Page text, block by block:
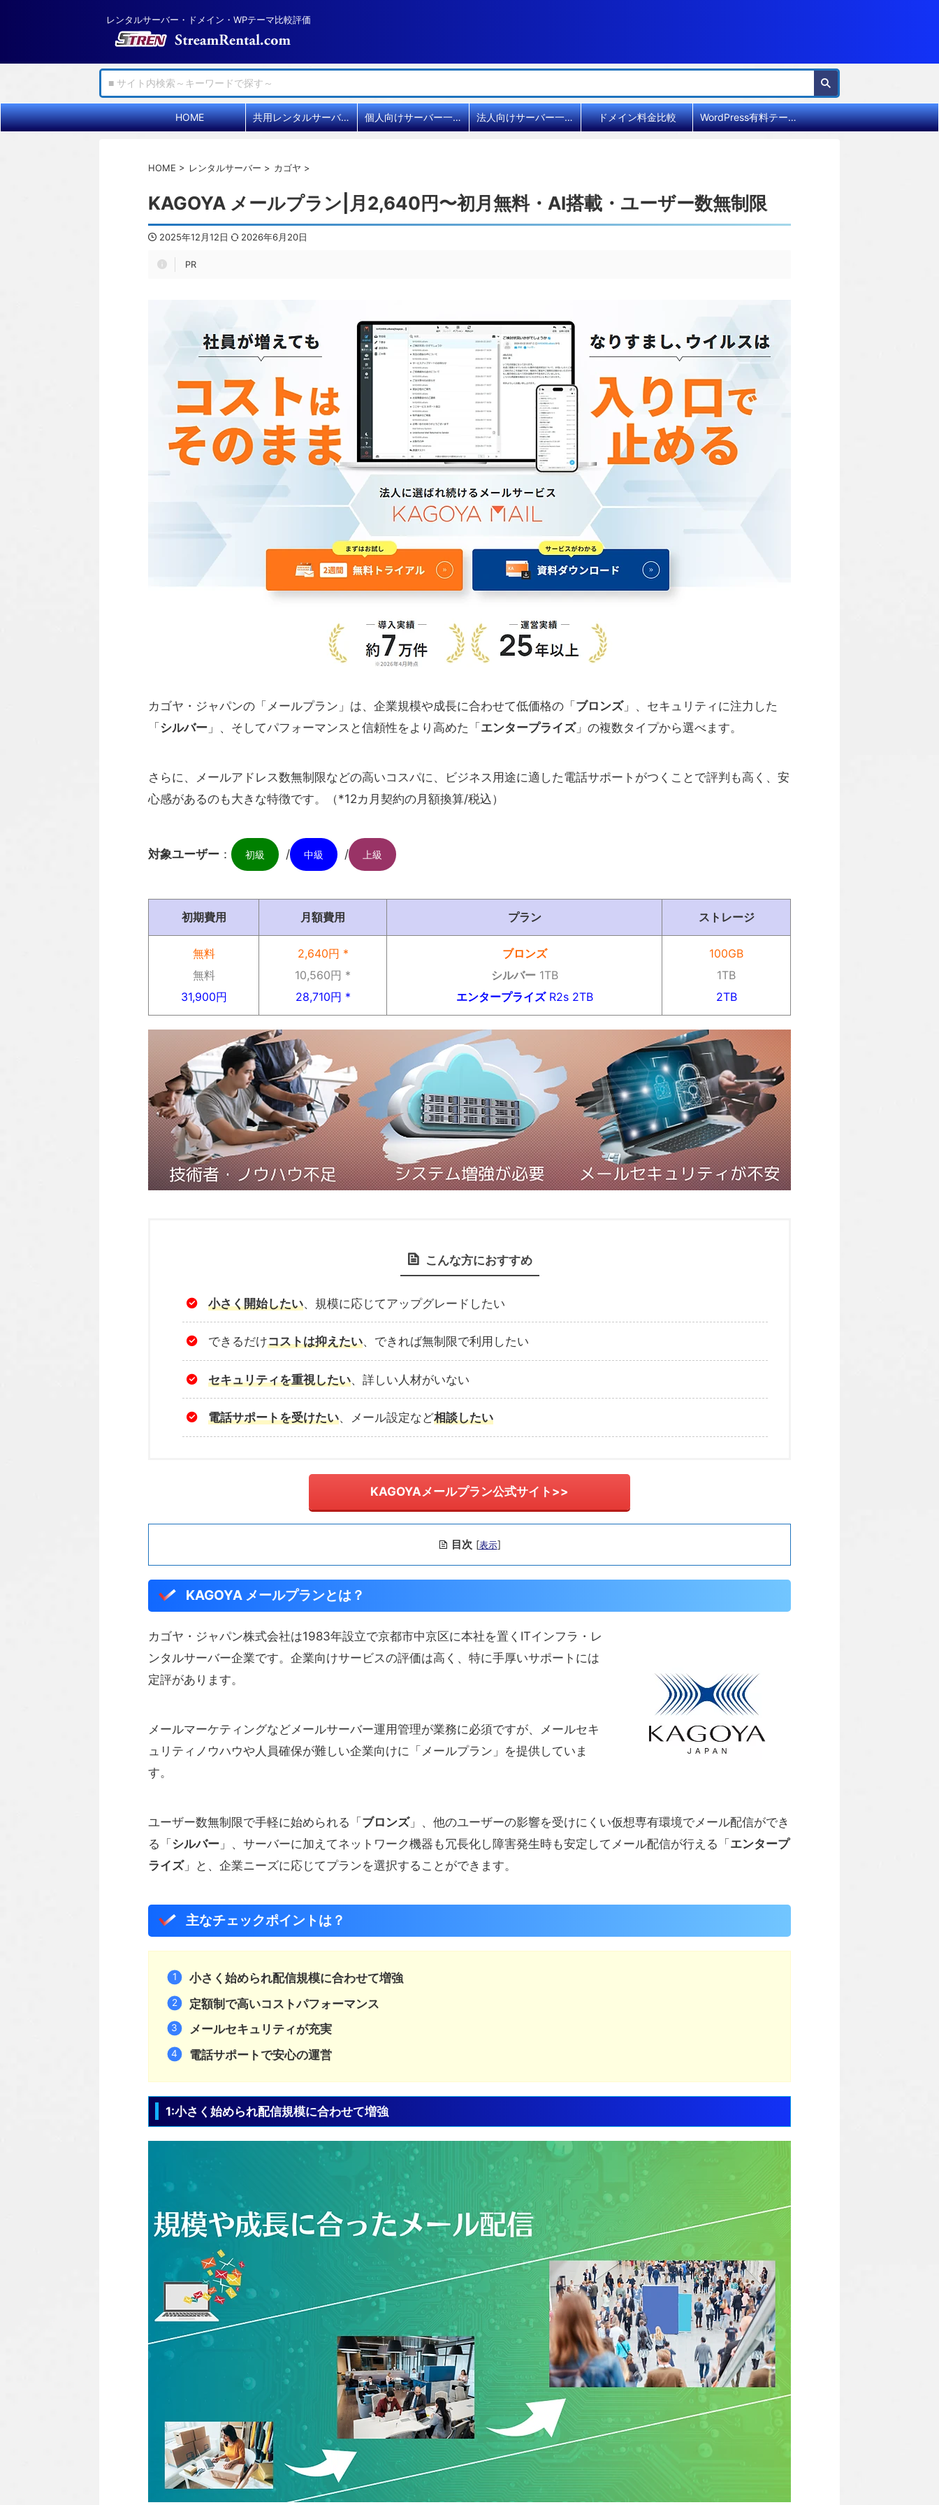
レンタルサーバー・ドメイン・WPテーマ比較評価
HOME 共用レンタルサーバー比較 個人向けサーバー一覧 法人向けサーバー一覧 ドメイン料金比較 WordPress有料テーマ比較
HOME > レンタルサーバー > カゴヤ >
KAGOYA メールプラン|月2,640円〜初月無料・AI搭載・ユーザー数無制限
2025年12月12日 2026年6月20日
PR
カゴヤ・ジャパンの「メールプラン」は、企業規模や成長に合わせて低価格の「 ブロンズ」、セキュリティに注力した
「 シルバー 」、そしてパフォーマンスと信頼性をより高めた「 エンタープライズ」の複数タイプから選べます。
さらに、メールアドレス数無制限などの高いコスパに、ビジネス用途に適した電話サポートがつくことで評判も高く、安
心感があるのも大きな特徴です。（*12カ月契約の月額換算/税込）
対象ユーザー ： 初級 / 中級 / 上級
初期費用 月額費用 プラン ストレージ
無料
無料
31,900円
2,640円 *
10,560円 *
28,710円 *
ブロンズ
シルバー1TB
エンタープライズR2s 2TB
100GB
1TB
2TB
こんな方におすすめ
小さく開始したい、規模に応じてアップグレードしたい
できるだけコストは抑えたい、できれば無制限で利用したい
セキュリティを重視したい、詳しい人材がいない
電話サポートを受けたい、メール設定など相談したい
KAGOYAメールプラン公式サイト>>
目次 [表示]
KAGOYA メールプランとは？
カゴヤ・ジャパン株式会社は1983年設立で京都市中京区に本社を置くITインフラ・レ
ンタルサーバー企業です。企業向けサービスの評価は高く、特に手厚いサポートには
定評があります。
メールマーケティングなどメールサーバー運用管理が業務に必須ですが、メールセキ
ュリティノウハウや人員確保が難しい企業向けに「メールプラン」を提供していま
す。
ユーザー数無制限で手軽に始められる「ブロンズ」、他のユーザーの影響を受けにくい仮想専有環境でメール配信ができ
る「シルバー 」、サーバーに加えてネットワーク機器も冗長化し障害発生時も安定してメール配信が行える「エンタープ
ライズ」と、企業ニーズに応じてプランを選択することができます。
主なチェックポイントは？
小さく始められ配信規模に合わせて増強
定額制で高いコストパフォーマンス
メールセキュリティが充実
電話サポートで安心の運営
1:小さく始められ配信規模に合わせて増強